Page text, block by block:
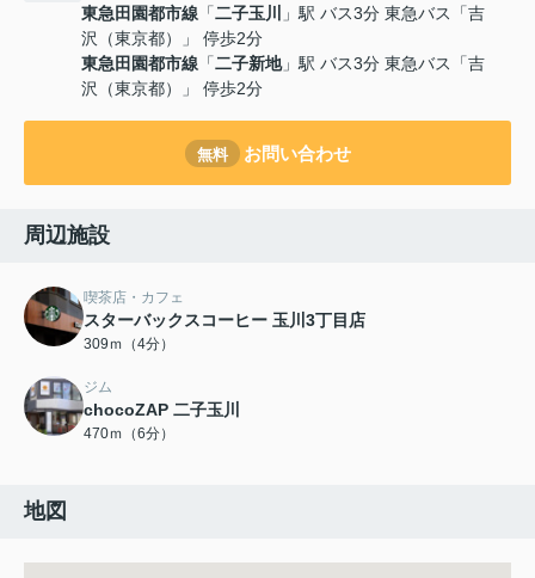
東急田園都市線 「二子玉川
」駅 バス3分 東急バス「吉
沢（東京都）」 停歩2分
東急田園都市線 「二子新地」駅 バス3分 東急バス「吉
沢（東京都）」 停歩2分
無料 お問い合わせ
周辺施設
喫茶店・カフェ
スターバックスコーヒー 玉川3丁目店
309ｍ（4分）
ジム
chocoZAP 二子玉川
470ｍ（6分）
地図